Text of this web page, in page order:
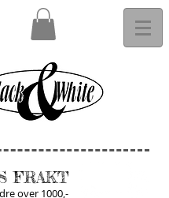
FRAKT
over 1000,-